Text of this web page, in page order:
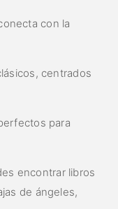
con la
centrados
para
encontrar libros
de ángeles,